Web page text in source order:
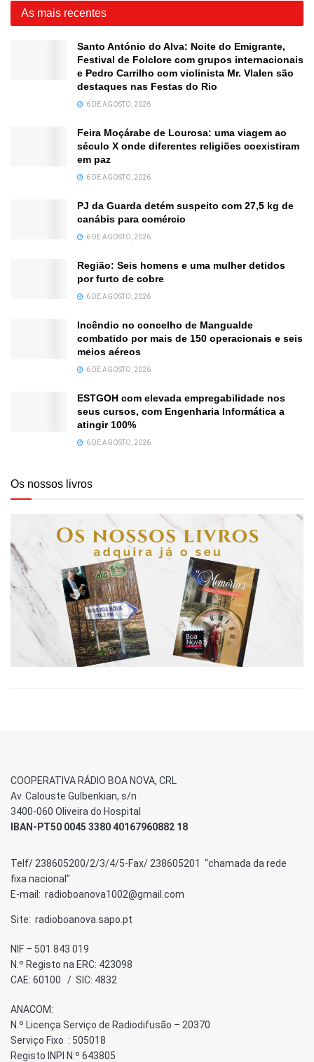
As mais recentes
Santo António do Alva: Noite do Emigrante,
Festival de Folclore com grupos internacionais
e Pedro Carrilho com violinista Mr. Vlalen são
destaques nas Festas do Rio
6 DE AGOSTO, 2026
Feira Moçárabe de Lourosa: uma viagem ao
século X onde diferentes religiões coexistiram
em paz
6 DE AGOSTO, 2026
PJ da Guarda detém suspeito com 27,5 kg de
canábis para comércio
6 DE AGOSTO, 2026
Região: Seis homens e uma mulher detidos
por furto de cobre
6 DE AGOSTO, 2026
Incêndio no concelho de Mangualde
combatido por mais de 150 operacionais e seis
meios aéreos
6 DE AGOSTO, 2026
ESTGOH com elevada empregabilidade nos
seus cursos, com Engenharia Informática a
atingir 100%
6 DE AGOSTO, 2026
Os nossos livros
COOPERATIVA RÁDIO BOA NOVA, CRL
Av. Calouste Gulbenkian, s/n
3400-060 Oliveira do Hospital
IBAN-PT50 0045 3380 40167960882 18
Telf/ 238605200/2/3/4/5-Fax/ 238605201 “chamada da rede
fixa nacional”
E-mail: radioboanova1002@gmail.com
Site: radioboanova.sapo.pt
NIF – 501 843 019
N.º Registo na ERC: 423098
CAE: 60100 / SIC: 4832
ANACOM:
N.º Licença Serviço de Radiodifusão – 20370
Serviço Fixo : 505018
Registo INPI N.º 643805